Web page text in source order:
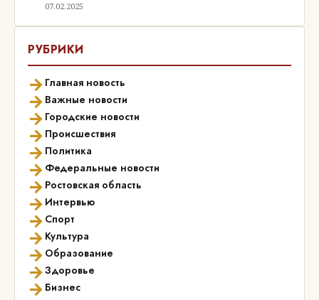
07.02.2025
РУБРИКИ
→ Главная новость
→ Важные новости
→ Городские новости
→ Происшествия
→ Политика
→ Федеральные новости
→ Ростовская область
→ Интервью
→ Спорт
→ Культура
→ Образование
→Здоровье
→ Бизнес